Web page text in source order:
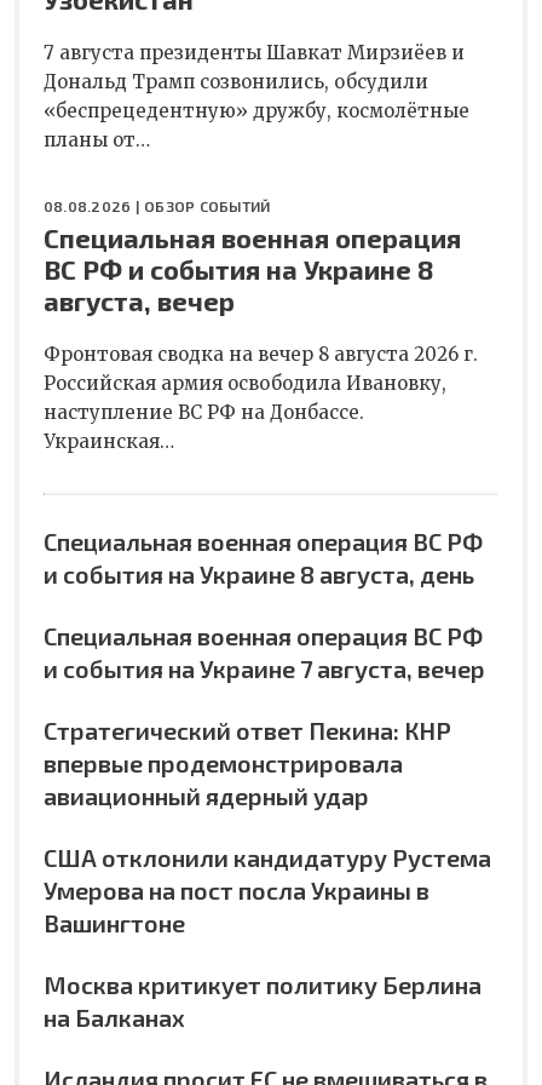
7 августа президенты Шавкат Мирзиёев и
Дональд Трамп созвонились, обсудили
«беспрецедентную» дружбу, космолётные
планы от…
08.08.2026 | ОБЗОР СОБЫТИЙ
Специальная военная операция
ВС РФ и события на Украине 8
августа, вечер
Фронтовая сводка на вечер 8 августа 2026 г.
Российская армия освободила Ивановку,
наступление ВС РФ на Донбассе.
Украинская…
Специальная военная операция ВС РФ
и события на Украине 8 августа, день
Специальная военная операция ВС РФ
и события на Украине 7 августа, вечер
Стратегический ответ Пекина: КНР
впервые продемонстрировала
авиационный ядерный удар
США отклонили кандидатуру Рустема
Умерова на пост посла Украины в
Вашингтоне
Москва критикует политику Берлина
на Балканах
Исландия просит ЕС не вмешиваться в